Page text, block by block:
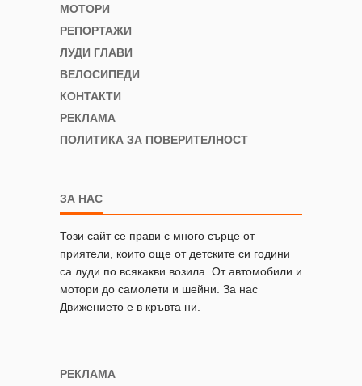
МОТОРИ
РЕПОРТАЖИ
ЛУДИ ГЛАВИ
ВЕЛОСИПЕДИ
КОНТАКТИ
РЕКЛАМА
ПОЛИТИКА ЗА ПОВЕРИТЕЛНОСТ
ЗА НАС
Този сайт се прави с много сърце от
приятели, които още от детските си години
са луди по всякакви возила. От автомобили и
мотори до самолети и шейни. За нас
Движението е в кръвта ни.
РЕКЛАМА